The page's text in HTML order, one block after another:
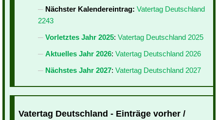
Nächster Kalendereintrag: Vatertag Deutschland
2243
Vorletztes Jahr 2025: Vatertag Deutschland 2025
Aktuelles Jahr 2026: Vatertag Deutschland 2026
Nächstes Jahr 2027: Vatertag Deutschland 2027
Vatertag Deutschland - Einträge vorher /